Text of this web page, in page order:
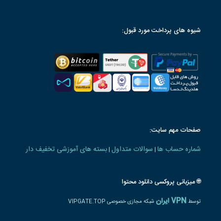
شیوه های پرداخت مورد قبول:
صفحات مهم سایت:
شماره حساب ها | سوالات متداول | بسته های آموزشی تخفیف دار
🌐 میزبانی پروکسی دانلود محتوا
توسط VPN ایران شبکه مجازی خصوصی VIPGATE.TOP